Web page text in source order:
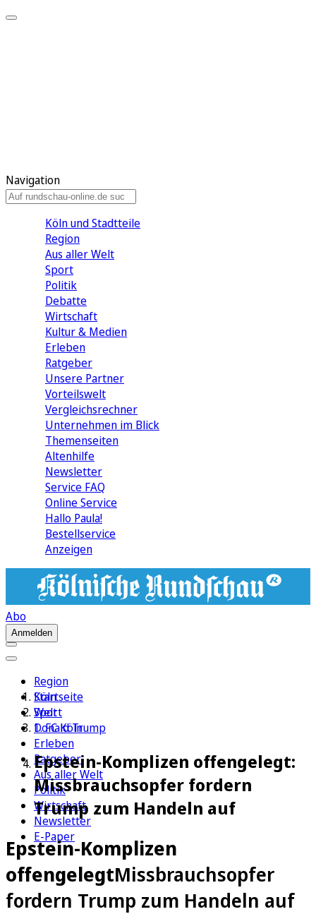
Navigation
Köln und Stadtteile
Region
Aus aller Welt
Sport
Politik
Debatte
Wirtschaft
Kultur & Medien
Erleben
Ratgeber
Unsere Partner
Vorteilswelt
Vergleichsrechner
Unternehmen im Blick
Themenseiten
Altenhilfe
Newsletter
Service FAQ
Online Service
Hallo Paula!
Bestellservice
Anzeigen
Abo
Anmelden
Region
Köln
Sport
1. FC Köln
Erleben
Ratgeber
Aus aller Welt
Politik
Wirtschaft
Newsletter
E-Paper
Startseite
Welt
Donald Trump
Epstein-Komplizen offengelegt:
Missbrauchsopfer fordern
Trump zum Handeln auf
Epstein-Komplizen
offengelegtMissbrauchsopfer
fordern Trump zum Handeln auf